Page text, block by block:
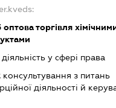
оптова торгівля
у сфері права
консультування з питань
діяльності й